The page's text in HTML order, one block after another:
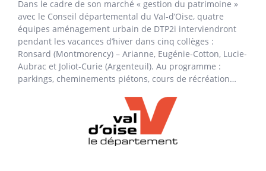
Dans le cadre de son marché « gestion du patrimoine »
avec le Conseil départemental du Val-d’Oise, quatre
équipes aménagement urbain de DTP2i interviendront
pendant les vacances d’hiver dans cinq collèges :
Ronsard (Montmorency) – Arianne, Eugénie-Cotton, Lucie-
Aubrac et Joliot-Curie (Argenteuil). Au programme :
parkings, cheminements piétons, cours de récréation…